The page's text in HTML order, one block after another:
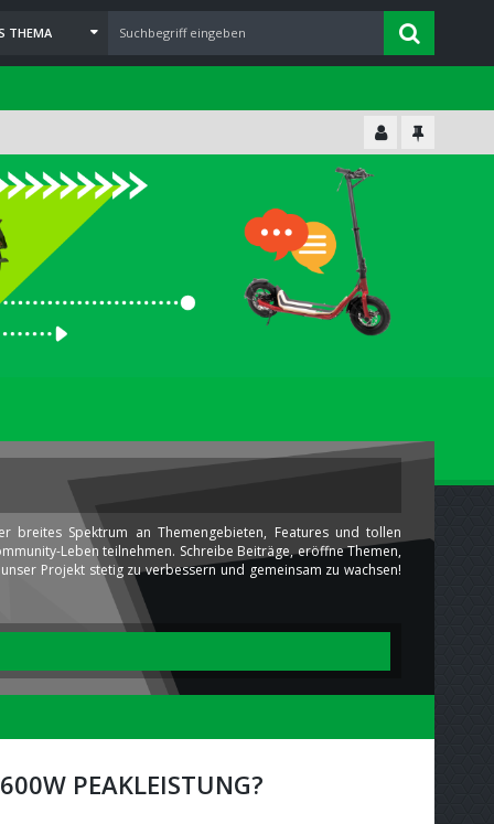
THEMA
Spektrum an Themengebieten, Features und tollen
Leben teilnehmen. Schreibe Beiträge, eröffne Themen,
Projekt stetig zu verbessern und gemeinsam zu wachsen!
PEAKLEISTUNG?